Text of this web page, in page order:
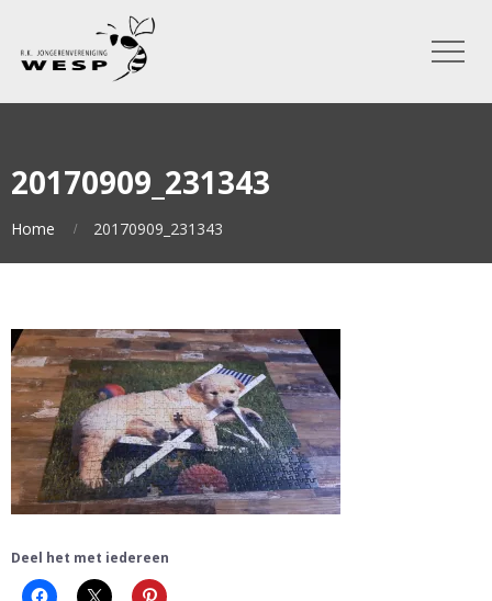
20170909_231343
Home 20170909_231343
Deel het met iedereen